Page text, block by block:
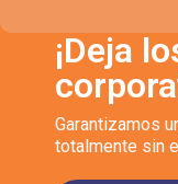
¡Deja
Garantizamos
totalmente sin